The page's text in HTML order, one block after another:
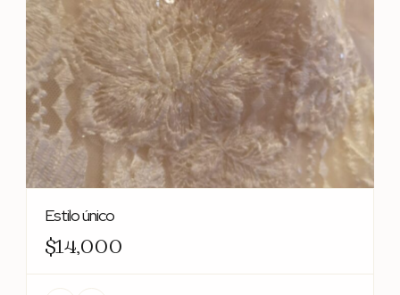
Estilo único
$14,000